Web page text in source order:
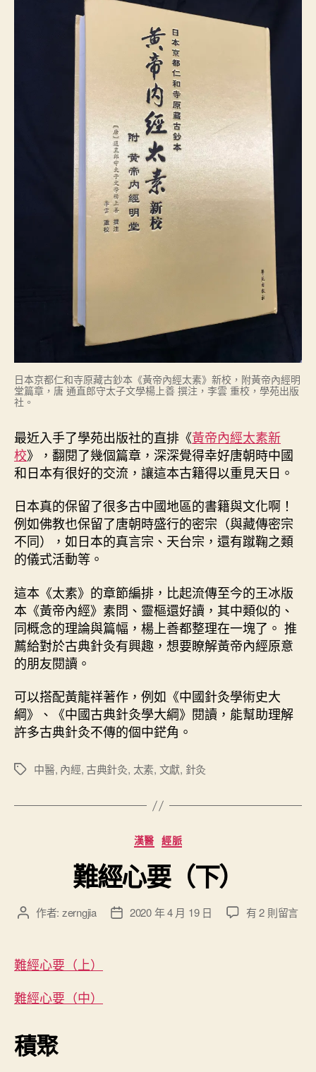
素
日本京都仁和寺原藏古鈔本《黃帝內經太素》新校，附黃帝內經明
堂篇章，唐 通直郎守太子文學楊上善 撰注，李雲 重校，學苑出版
社。
最近入手了學苑出版社的直排《黃帝內經太素新
校》，翻閱了幾個篇章，深深覺得幸好唐朝時中國
和日本有很好的交流，讓這本古籍得以重見天日。
日本真的保留了很多古中國地區的書籍與文化啊！
例如佛教也保留了唐朝時盛行的密宗（與藏傳密宗
不同），如日本的真言宗、天台宗，還有蹴鞠之類
的儀式活動等。
這本《太素》的章節編排，比起流傳至今的王冰版
本《黃帝內經》素問、靈樞還好讀，其中類似的、
同概念的理論與篇幅，楊上善都整理在一塊了。 推
薦給對於古典針灸有興趣，想要瞭解黃帝內經原意
的朋友閱讀。
可以搭配黃龍祥著作，例如《中國針灸學術史大
綱》、《中國古典針灸學大綱》閱讀，能幫助理解
許多古典針灸不傳的個中鋩角。
標
中醫, 內經,古典針灸, 太素, 文獻, 針灸
分
類
漢醫 經脈
難經心要（下）
文
者
作者: zerngjia
文 2020 年 4 月 19 日
在
有 2 則留言
難經心要（上）
難經心要（中）
積聚